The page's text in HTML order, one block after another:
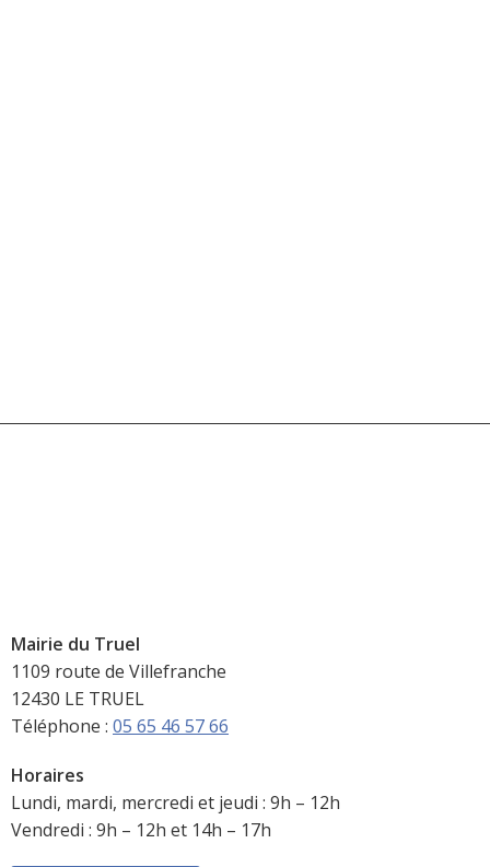
Mairie du Truel
1109 route de Villefranche
12430 LE TRUEL
Téléphone : 05 65 46 57 66
Horaires
Lundi, mardi, mercredi et jeudi : 9h – 12h
Vendredi : 9h – 12h et 14h – 17h